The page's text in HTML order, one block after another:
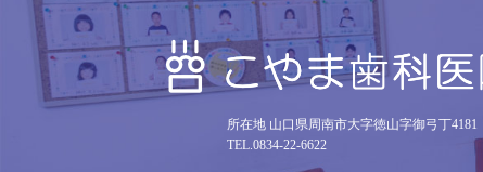
所在地 山口県周南市大字徳山字御弓丁4181
TEL.0834-22-6622